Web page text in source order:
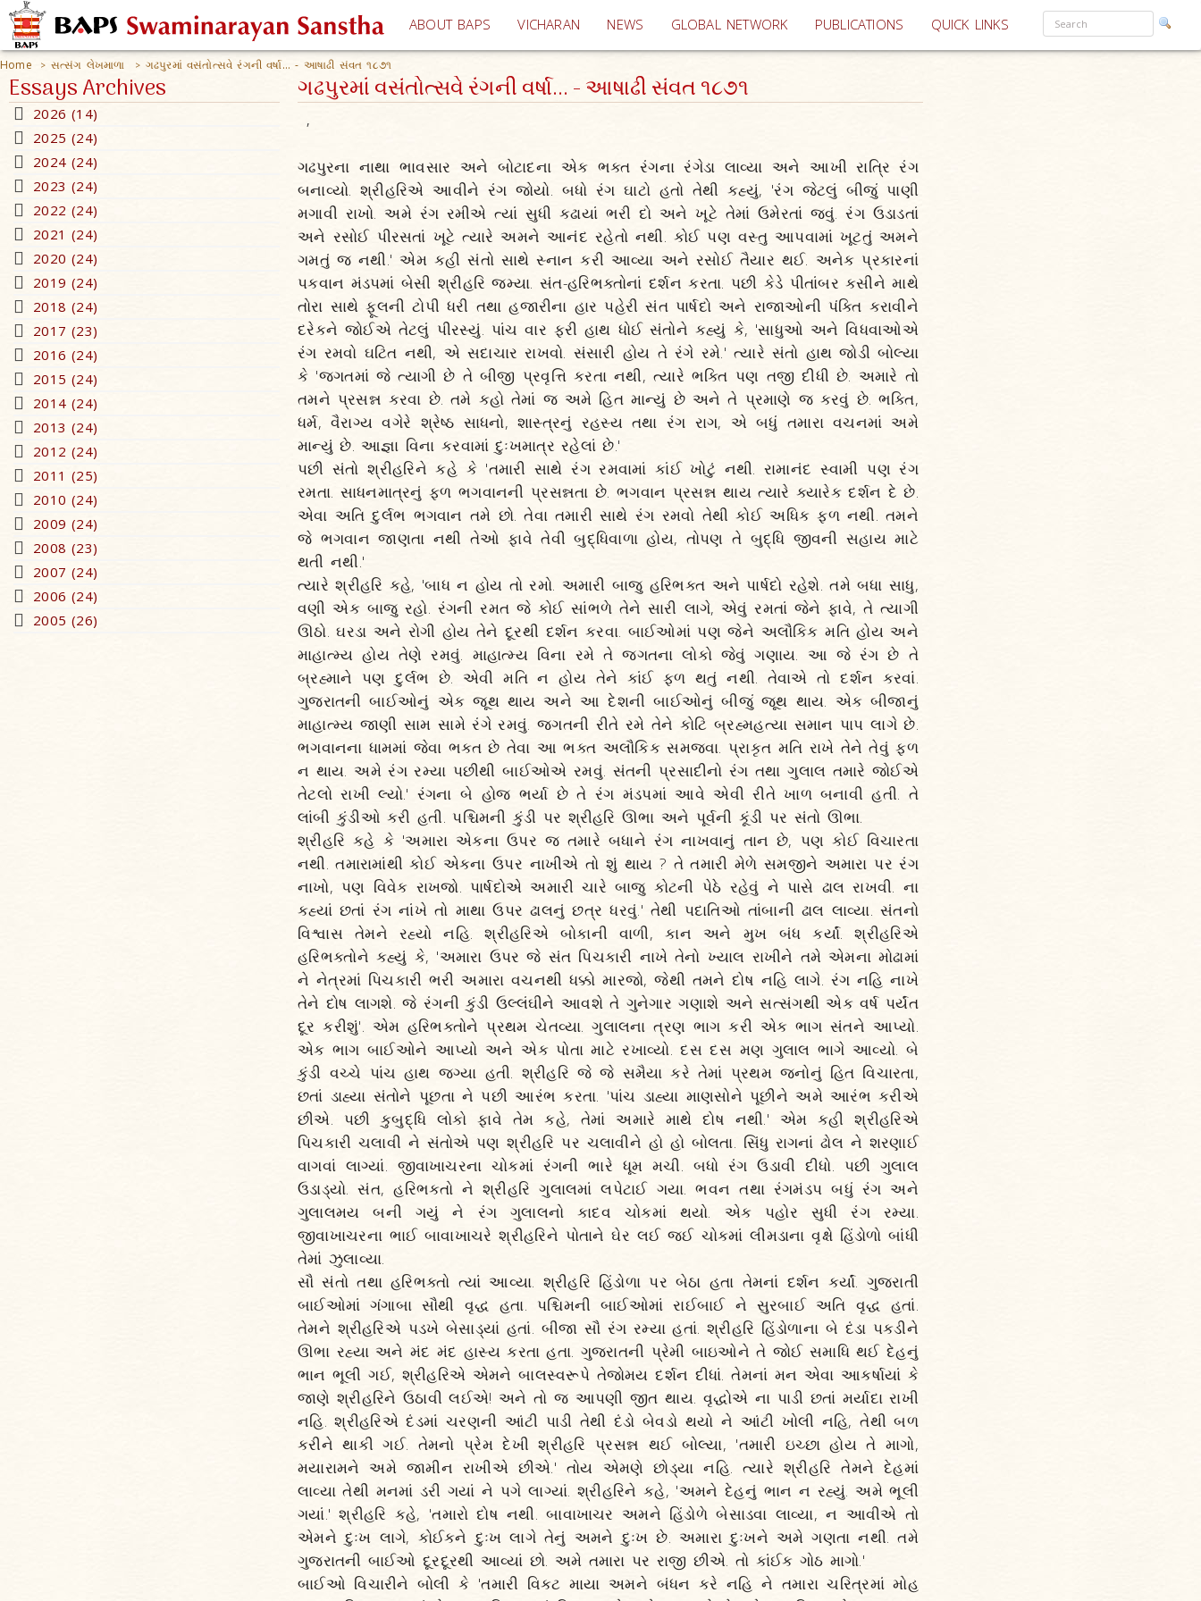
ABOUT BAPS VICHARAN (current)
NEWS GLOBAL NETWORK PUBLICATIONS QUICK LINKS
Home > સત્સંગ લેખમાળા > ગઢપુરમાં વસંતોત્સવે રંગની વર્ષા... - આષાઢી સંવત ૧૮૭૧
Essays Archives
2026 (14)
2025 (24)
2024 (24)
2023 (24)
2022 (24)
2021 (24)
2020 (24)
2019 (24)
2018 (24)
2017 (23)
2016 (24)
2015 (24)
2014 (24)
2013 (24)
2012 (24)
2011 (25)
2010 (24)
2009 (24)
2008 (23)
2007 (24)
2006 (24)
2005 (26)
ગઢપુરમાં વસંતોત્સવે રંગની વર્ષા... - આષાઢી સંવત ૧૮૭૧
,
ગઢપુરના નાથા ભાવસાર અને બોટાદના એક ભક્ત રંગના રંગેડા લાવ્યા અને આખી રાત્રિ રંગ
બનાવ્યો. શ્રીહરિએ આવીને રંગ જોયો. બધો રંગ ઘાટો હતો તેથી કહ્યું, 'રંગ જેટલું બીજું પાણી
મગાવી રાખો. અમે રંગ રમીએ ત્યાં સુધી કઢાયાં ભરી દો અને ખૂટે તેમાં ઉમેરતાં જવું. રંગ ઉડાડતાં
અને રસોઈ પીરસતાં ખૂટે ત્યારે અમને આનંદ રહેતો નથી. કોઈ પણ વસ્તુ આપવામાં ખૂટતું અમને
ગમતું જ નથી.' એમ કહી સંતો સાથે સ્નાન કરી આવ્યા અને રસોઈ તૈયાર થઈ. અનેક પ્રકારનાં
પકવાન મંડપમાં બેસી શ્રીહરિ જમ્યા. સંત-હરિભક્તોનાં દર્શન કરતા. પછી કેડે પીતાંબર કસીને માથે
તોરા સાથે ફૂલની ટોપી ધરી તથા હજારીના હાર પહેરી સંત પાર્ષદો અને રાજાઓની પંક્તિ કરાવીને
દરેકને જોઈએ તેટલું પીરસ્યું. પાંચ વાર ફરી હાથ ધોઈ સંતોને કહ્યું કે, 'સાધુઓ અને વિધવાઓએ
રંગ રમવો ઘટિત નથી, એ સદાચાર રાખવો. સંસારી હોય તે રંગે રમે.' ત્યારે સંતો હાથ જોડી બોલ્યા
કે 'જગતમાં જે ત્યાગી છે તે બીજી પ્રવૃત્તિ કરતા નથી, ત્યારે ભક્તિ પણ તજી દીધી છે. અમારે તો
તમને પ્રસન્ન કરવા છે. તમે કહો તેમાં જ અમે હિત માન્યું છે અને તે પ્રમાણે જ કરવું છે. ભક્તિ,
ધર્મ, વૈરાગ્ય વગેરે શ્રેષ્ઠ સાધનો, શાસ્ત્રનું રહસ્ય તથા રંગ રાગ, એ બધું તમારા વચનમાં અમે
માન્યું છે. આજ્ઞા વિના કરવામાં દુઃખમાત્ર રહેલાં છે.'
પછી સંતો શ્રીહરિને કહે કે 'તમારી સાથે રંગ રમવામાં કાંઈ ખોટું નથી. રામાનંદ સ્વામી પણ રંગ
રમતા. સાધનમાત્રનું ફળ ભગવાનની પ્રસન્નતા છે. ભગવાન પ્રસન્ન થાય ત્યારે ક્યારેક દર્શન દે છે.
એવા અતિ દુર્લભ ભગવાન તમે છો. તેવા તમારી સાથે રંગ રમવો તેથી કોઈ અધિક ફળ નથી. તમને
જે ભગવાન જાણતા નથી તેઓ ફાવે તેવી બુદ્ધિવાળા હોય, તોપણ તે બુદ્ધિ જીવની સહાય માટે
થતી નથી.'
ત્યારે શ્રીહરિ કહે, 'બાધ ન હોય તો રમો. અમારી બાજુ હરિભક્ત અને પાર્ષદો રહેશે. તમે બધા સાધુ,
વણી એક બાજુ રહો. રંગની રમત જે કોઈ સાંભળે તેને સારી લાગે, એવું રમતાં જેને ફાવે, તે ત્યાગી
ઊઠો. ઘરડા અને રોગી હોય તેને દૂરથી દર્શન કરવા. બાઈઓમાં પણ જેને અલૌકિક મતિ હોય અને
માહાત્મ્ય હોય તેણે રમવું. માહાત્મ્ય વિના રમે તે જગતના લોકો જેવું ગણાય. આ જે રંગ છે તે
બ્રહ્માને પણ દુર્લભ છે. એવી મતિ ન હોય તેને કાંઈ ફળ થતું નથી. તેવાએ તો દર્શન કરવાં.
ગુજરાતની બાઈઓનું એક જૂથ થાય અને આ દેશની બાઈઓનું બીજું જૂથ થાય. એક બીજાનું
માહાત્મ્ય જાણી સામ સામે રંગે રમવું. જગતની રીતે રમે તેને કોટિ બ્રહ્મહત્યા સમાન પાપ લાગે છે.
ભગવાનના ધામમાં જેવા ભક્ત છે તેવા આ ભક્ત અલૌકિક સમજવા. પ્રાકૃત મતિ રાખે તેને તેવું ફળ
ન થાય. અમે રંગ રમ્યા પછીથી બાઈઓએ રમવું. સંતની પ્રસાદીનો રંગ તથા ગુલાલ તમારે જોઈએ
તેટલો રાખી લ્યો.' રંગના બે હોજ ભર્યા છે તે રંગ મંડપમાં આવે એવી રીતે ખાળ બનાવી હતી. તે
લાંબી કુંડીઓ કરી હતી. પશ્ચિમની કુંડી પર શ્રીહરિ ઊભા અને પૂર્વની કૂંડી પર સંતો ઊભા.
શ્રીહરિ કહે કે 'અમારા એકના ઉપર જ તમારે બધાને રંગ નાખવાનું તાન છે, પણ કોઈ વિચારતા
નથી. તમારામાંથી કોઈ એકના ઉપર નાખીએ તો શું થાય ? તે તમારી મેળે સમજીને અમારા પર રંગ
નાખો, પણ વિવેક રાખજો. પાર્ષદોએ અમારી ચારે બાજુ કોટની પેઠે રહેવું ને પાસે ઢાલ રાખવી. ના
કહ્યાં છતાં રંગ નાંખે તો માથા ઉપર ઢાલનું છત્ર ધરવું.' તેથી પદાતિઓ તાંબાની ઢાલ લાવ્યા. સંતનો
વિશ્વાસ તેમને રહ્યો નહિ. શ્રીહરિએ બોકાની વાળી, કાન અને મુખ બંધ કર્યાં. શ્રીહરિએ
હરિભક્તોને કહ્યું કે, 'અમારા ઉપર જે સંત પિચકારી નાખે તેનો ખ્યાલ રાખીને તમે એમના મોઢામાં
ને નેત્રમાં પિચકારી ભરી અમારા વચનથી ધક્કો મારજો, જેથી તમને દોષ નહિ લાગે. રંગ નહિ નાખે
તેને દોષ લાગશે. જે રંગની કુંડી ઉલ્લંઘીને આવશે તે ગુનેગાર ગણાશે અને સત્સંગથી એક વર્ષ પર્યંત
દૂર કરીશું'. એમ હરિભક્તોને પ્રથમ ચેતવ્યા. ગુલાલના ત્રણ ભાગ કરી એક ભાગ સંતને આપ્યો.
એક ભાગ બાઈઓને આપ્યો અને એક પોતા માટે રખાવ્યો. દસ દસ મણ ગુલાલ ભાગે આવ્યો. બે
કુંડી વચ્ચે પાંચ હાથ જગ્યા હતી. શ્રીહરિ જે જે સમૈયા કરે તેમાં પ્રથમ જનોનું હિત વિચારતા,
છતાં ડાહ્યા સંતોને પૂછતા ને પછી આરંભ કરતા. 'પાંચ ડાહ્યા માણસોને પૂછીને અમે આરંભ કરીએ
છીએ. પછી કુબુદ્ધિ લોકો ફાવે તેમ કહે, તેમાં અમારે માથે દોષ નથી.' એમ કહી શ્રીહરિએ
પિચકારી ચલાવી ને સંતોએ પણ શ્રીહરિ પર ચલાવીને હો હો બોલતા. સિંધુ રાગનાં ઢોલ ને શરણાઈ
વાગવાં લાગ્યાં. જીવાખાચરના ચોકમાં રંગની ભારે ધૂમ મચી. બધો રંગ ઉડાવી દીધો. પછી ગુલાલ
ઉડાડ્યો. સંત, હરિભક્તો ને શ્રીહરિ ગુલાલમાં લપેટાઈ ગયા. ભવન તથા રંગમંડપ બધું રંગ અને
ગુલાલમય બની ગયું ને રંગ ગુલાલનો કાદવ ચોકમાં થયો. એક પહોર સુધી રંગ રમ્યા.
જીવાખાચરના ભાઈ બાવાખાચરે શ્રીહરિને પોતાને ઘેર લઈ જઈ ચોકમાં લીમડાના વૃક્ષે હિંડોળો બાંધી
તેમાં ઝુલાવ્યા.
સૌ સંતો તથા હરિભક્તો ત્યાં આવ્યા. શ્રીહરિ હિંડોળા પર બેઠા હતા તેમનાં દર્શન કર્યાં. ગુજરાતી
બાઈઓમાં ગંગાબા સૌથી વૃદ્ધ હતા. પશ્ચિમની બાઈઓમાં રાઈબાઈ ને સુરબાઈ અતિ વૃદ્ધ હતાં.
તેમને શ્રીહરિએ પડખે બેસાડ્યાં હતાં. બીજા સૌ રંગ રમ્યા હતાં. શ્રીહરિ હિંડોળાના બે દંડા પકડીને
ઊભા રહ્યા અને મંદ મંદ હાસ્ય કરતા હતા. ગુજરાતની પ્રેમી બાઇઓને તે જોઈ સમાધિ થઈ દેહનું
ભાન ભૂલી ગઈ, શ્રીહરિએ એમને બાલસ્વરૂપે તેજોમય દર્શન દીધાં. તેમનાં મન એવા આકર્ષાયાં કે
જાણે શ્રીહરિને ઉઠાવી લઈએ! અને તો જ આપણી જીત થાય. વૃદ્ધોએ ના પાડી છતાં મર્યાદા રાખી
નહિ. શ્રીહરિએ દંડમાં ચરણની આંટી પાડી તેથી દંડો બેવડો થયો ને આંટી ખોલી નહિ, તેથી બળ
કરીને થાકી ગઈ. તેમનો પ્રેમ દેખી શ્રીહરિ પ્રસન્ન થઈ બોલ્યા, 'તમારી ઇચ્છા હોય તે માગો,
મયારામને અમે જામીન રાખીએ છીએ.' તોય એમણે છોડ્યા નહિ. ત્યારે શ્રીહરિ તેમને દેહમાં
લાવ્યા તેથી મનમાં ડરી ગયાં ને પગે લાગ્યાં. શ્રીહરિને કહે, 'અમને દેહનું ભાન ન રહ્યું. અમે ભૂલી
ગયાં.' શ્રીહરિ કહે, 'તમારો દોષ નથી. બાવાખાચર અમને હિંડોળે બેસાડવા લાવ્યા, ન આવીએ તો
એમને દુઃખ લાગે, કોઈકને દુઃખ લાગે તેનું અમને દુઃખ છે. અમારા દુઃખને અમે ગણતા નથી. તમે
ગુજરાતની બાઈઓ દૂરદૂરથી આવ્યાં છો. અમે તમારા પર રાજી છીએ. તો કાંઈક ગોઠ માગો.'
બાઈઓ વિચારીને બોલી કે 'તમારી વિકટ માયા અમને બંધન કરે નહિ ને તમારા ચરિત્રમાં મોહ